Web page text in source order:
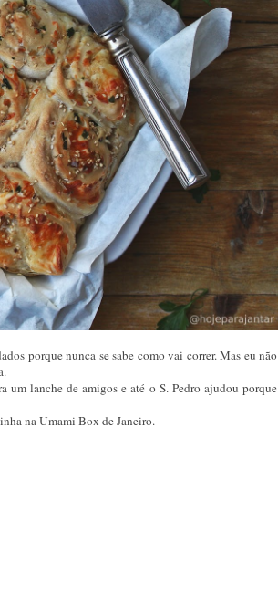
porque nunca se sabe como vai correr. Mas eu não
lanche de amigos e até o S. Pedro ajudou porque
na Umami Box de Janeiro.